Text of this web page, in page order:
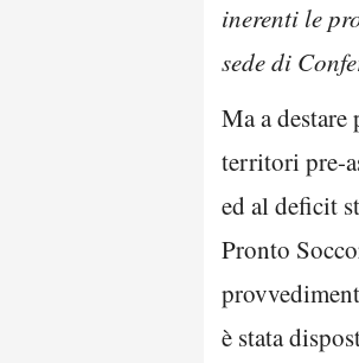
inerenti le
sede di
Ma a
territori pre-
ed al deficit
Pronto
è stata